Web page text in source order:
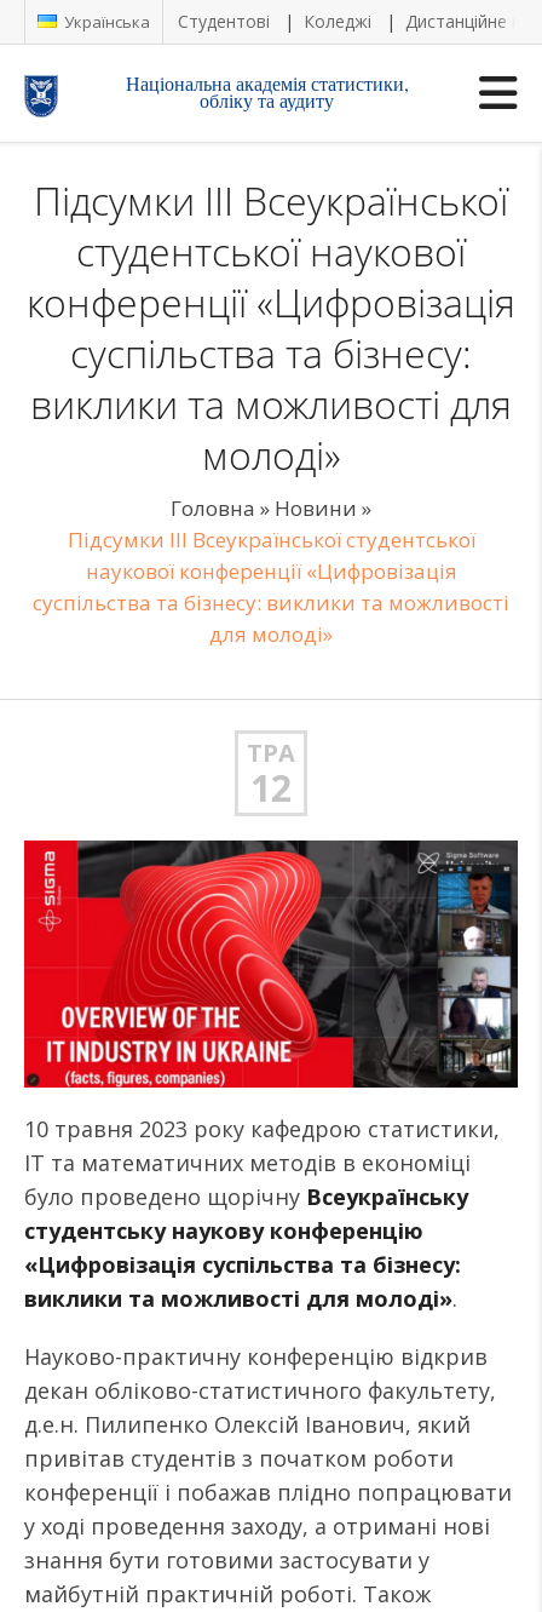
Українська Студентові Коледжі Дистанційне
Національна академія статистики,
обліку та аудиту
Підсумки ІІІ Всеукраїнської
студентської наукової
конференції «Цифровізація
суспільства та бізнесу:
виклики та можливості для
молоді»
Головна » Новини »
Підсумки ІІІ Всеукраїнської студентської
наукової конференції «Цифровізація
суспільства та бізнесу: виклики та можливості
для молоді»
ТРА
12
10 травня 2023 року кафедрою статистики,
IT та математичних методів в економіці
було проведено щорічну Всеукраїнську
студентськунауковуконференцію
«Цифровізація суспільства та бізнесу:
виклики та можливості для молоді».
Науково-практичну конференцію відкрив
декан обліково-статистичного факультету,
д.е.н. Пилипенко Олексій Іванович, який
привітав студентів з початком роботи
конференції і побажав плідно попрацювати
у ході проведення заходу, а отримані нові
знання бути готовими застосувати у
майбутній практичній роботі. Також